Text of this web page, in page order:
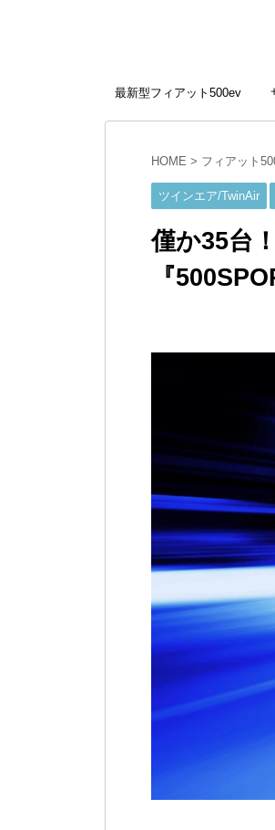
最新型フィアット500ev
HOME > フィアット
ツインエア/TwinAir
僅か35台
『